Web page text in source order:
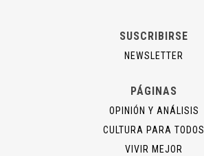
SUSCRIBIRSE
NEWSLETTER
PÁGINAS
OPINIÓN Y ANÁLISIS
CULTURA PARA TODOS
VIVIR MEJOR